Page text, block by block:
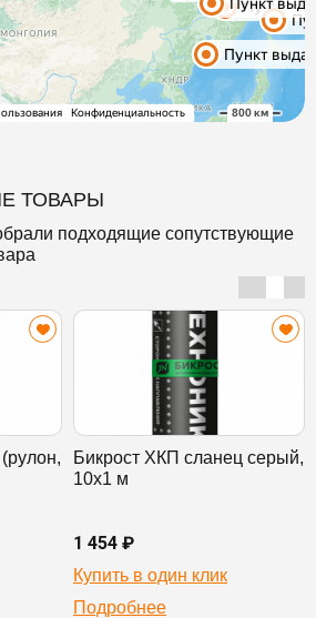
ТОВАРЫ
подходящие сопутствующие
Бикрост ХКП сланец серый,
10х1 м
1 454 ₽
Купить в один клик
Подробнее